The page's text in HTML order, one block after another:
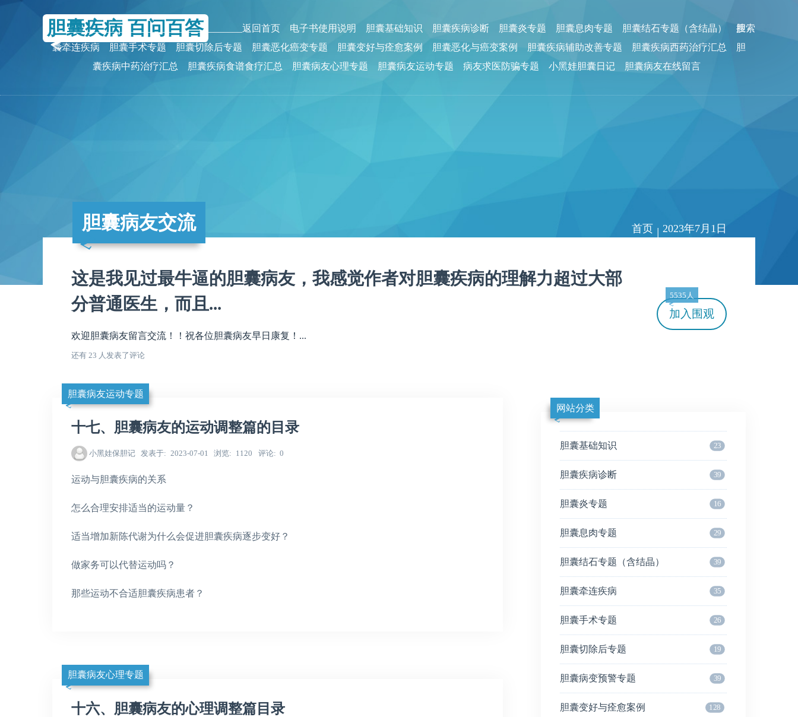
胆囊疾病 百问百答
_______________________________________返回首页 电子书使用说明 胆囊基础知识 胆囊疾病诊断 胆囊炎专题 胆囊息肉专题 胆囊结石专题（含结晶）
胆
囊牵连疾病
胆囊手术专题 胆囊切除后专题 胆囊恶化癌变专题 胆囊变好与痊愈案例 胆囊恶化与癌变案例 胆囊疾病辅助改善专题 胆囊疾病西药治疗汇总
胆
囊疾病中药治疗汇总
胆囊疾病食谱食疗汇总 胆囊病友心理专题 胆囊病友运动专题 病友求医防骗专题 小黑娃胆囊日记 胆囊病友在线留言
搜索
胆囊病友交流 首页 | 2023年7月1日
这是我见过最牛逼的胆囊病友，我感觉作者对胆囊疾病的理解力超过大部
分普通医生，而且...
欢迎胆囊病友留言交流！！祝各位胆囊病友早日康复！...
还有 23 人发表了评论
加入
5535人
围观
胆囊病友运动专题
十七、胆囊病友的运动调整篇的目录
小黑娃保胆记 发表于 2023-07-01 浏览 1120 评论 0
运动与胆囊疾病的关系
怎么合理安排适当的运动量？
适当增加新陈代谢为什么会促进胆囊疾病逐步变好？
做家务可以代替运动吗？
那些运动不合适胆囊疾病患者？
胆囊病友心理专题
十六、胆囊病友的心理调整篇目录
网站分类
胆囊基础知识 23
胆囊疾病诊断 39
胆囊炎专题 16
胆囊息肉专题 29
胆囊结石专题（含结晶） 39
胆囊牵连疾病 35
胆囊手术专题 26
胆囊切除后专题 19
胆囊病变预警专题 39
胆囊变好与痊愈案例 128